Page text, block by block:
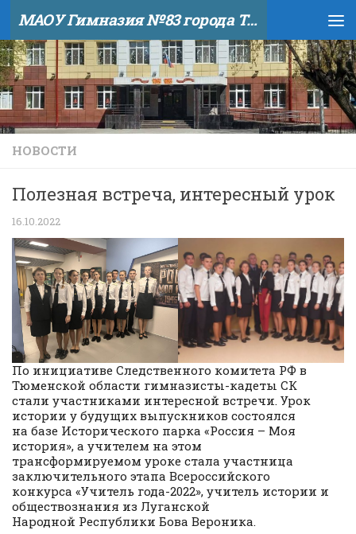
Skip to content МАОУ Гимназия №83 города Тюмени
НОВОСТИ
Полезная встреча, интересный урок
16.10.2022
По инициативе Следственного комитета РФ в
Тюменской области гимназисты-кадеты СК
стали участниками интересной встречи. Урок
истории у будущих выпускников состоялся
на базе Исторического парка «Россия – Моя
история», а учителем на этом
трансформируемом уроке стала участница
заключительного этапа Всероссийского
конкурса «Учитель года-2022», учитель истории и
обществознания из Луганской
Народной Республики Бова Вероника.